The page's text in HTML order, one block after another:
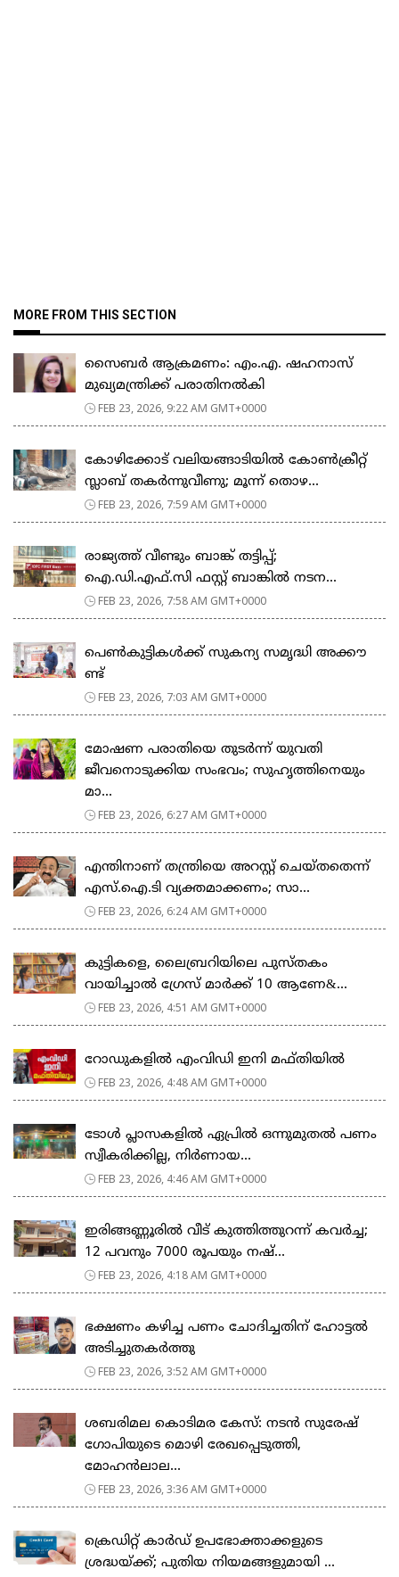
MORE FROM THIS SECTION
സൈബർ ആക്രമണം: എം.എ. ഷഹനാസ്
മുഖ്യമന്ത്രിക്ക് പരാതിനൽകി
FEB 23, 2026, 9:22 AM GMT+0000
കോഴിക്കോട് വലിയങ്ങാടിയിൽ കോൺക്രീറ്റ്
സ്ലാബ് തകർന്നുവീണു; മൂന്ന് തൊഴ...
FEB 23, 2026, 7:59 AM GMT+0000
രാജ്യത്ത് വീണ്ടും ബാങ്ക് തട്ടിപ്പ്;
ഐ.ഡി.എഫ്.സി ഫസ്റ്റ് ബാങ്കിൽ നടന...
FEB 23, 2026, 7:58 AM GMT+0000
പെ​ൺ​കു​ട്ടി​ക​ൾ​ക്ക് സു​ക​ന്യ സ​മൃ​ദ്ധി അ​ക്കൗ​
ണ്ട്
FEB 23, 2026, 7:03 AM GMT+0000
മോഷണ പരാതിയെ തുടര്‍ന്ന് യുവതി
ജീവനൊടുക്കിയ സംഭവം; സുഹൃത്തിനെയും
മാ...
FEB 23, 2026, 6:27 AM GMT+0000
എന്തിനാണ് തന്ത്രിയെ അറസ്റ്റ് ചെയ്തതെന്ന്
എസ്.ഐ.ടി വ്യക്തമാക്കണം; സാ...
FEB 23, 2026, 6:24 AM GMT+0000
കുട്ടികളെ, ലൈബ്രറിയിലെ പുസ്തകം
വായിച്ചാല്‍ ഗ്രേസ് മാര്‍ക്ക് 10 ആണേ&...
FEB 23, 2026, 4:51 AM GMT+0000
റോഡുകളില്‍ എംവിഡി ഇനി മഫ്തിയില്‍
FEB 23, 2026, 4:48 AM GMT+0000
ടോള്‍ പ്ലാസകളില്‍ ഏപ്രില്‍ ഒന്നുമുതല്‍ പണം
സ്വീകരിക്കില്ല, നിര്‍ണായ...
FEB 23, 2026, 4:46 AM GMT+0000
ഇരിങ്ങണ്ണൂരിൽ വീട് കുത്തിത്തുറന്ന് കവർച്ച;
12 പവനും 7000 രൂപയും നഷ്...
FEB 23, 2026, 4:18 AM GMT+0000
ഭക്ഷണം കഴിച്ച പണം ചോദിച്ചതിന് ഹോട്ടൽ
അടിച്ചുതകർത്തു
FEB 23, 2026, 3:52 AM GMT+0000
ശബരിമല കൊടിമര കേസ്: നടൻ സുരേഷ്
ഗോപിയുടെ മൊഴി രേഖപ്പെടുത്തി,
മോഹൻലാല...
FEB 23, 2026, 3:36 AM GMT+0000
ക്രെഡിറ്റ് കാർഡ് ഉപഭോക്താക്കളുടെ
ശ്രദ്ധയ്ക്ക്; പുതിയ നിയമങ്ങളുമായി ...